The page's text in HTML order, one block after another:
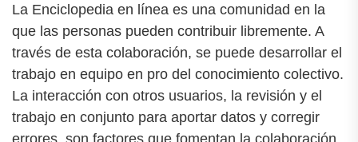
La Enciclopedia en línea es una comunidad en la
que las personas pueden contribuir libremente. A
través de esta colaboración, se puede desarrollar el
trabajo en equipo en pro del conocimiento colectivo.
La interacción con otros usuarios, la revisión y el
trabajo en conjunto para aportar datos y corregir
errores, son factores que fomentan la colaboración.